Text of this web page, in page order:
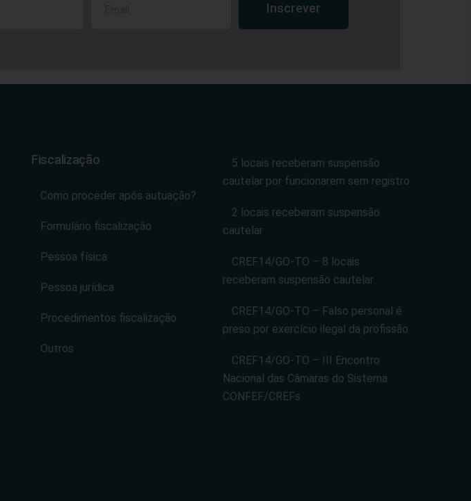
Inscrever
Fiscalização
Como proceder após autuação?
Formulário fiscalização
Pessoa física
Pessoa jurídica
Procedimentos fiscalização
Outros
5 locais receberam suspensão
cautelar por funcionarem sem registro
2 locais receberam suspensão
cautelar
CREF14/GO-TO – 8 locais
receberam suspensão cautelar
CREF14/GO-TO – Falso personal é
preso por exercício ilegal da profissão
CREF14/GO-TO – III Encontro
Nacional das Câmaras do Sistema
CONFEF/CREFs